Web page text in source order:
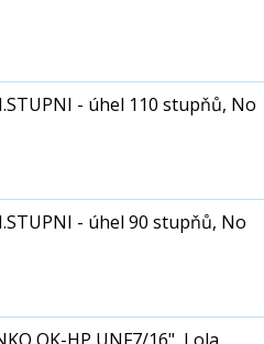
- úhel 110 stupňů, No
- úhel 90 stupňů, No